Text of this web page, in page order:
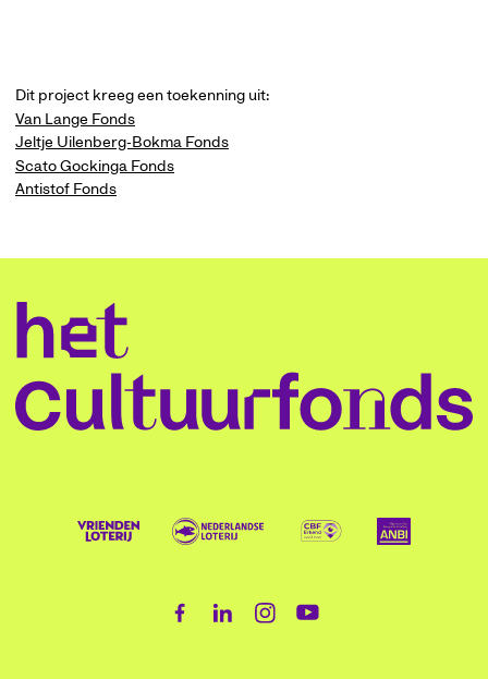
Dit project kreeg een toekenning uit:
Van Lange Fonds
Jeltje Uilenberg-Bokma Fonds
Scato Gockinga Fonds
Antistof Fonds